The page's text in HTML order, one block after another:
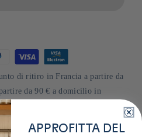
di ritiro in Francia a partire da
da 90 € a domicilio in
APPROFITTA DEL